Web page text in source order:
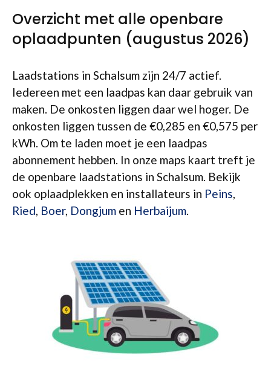
Overzicht met alle openbare
oplaadpunten (augustus 2026)
Laadstations in Schalsum zijn 24/7 actief.
Iedereen met een laadpas kan daar gebruik van
maken. De onkosten liggen daar wel hoger. De
onkosten liggen tussen de €0,285 en €0,575 per
kWh. Om te laden moet je een laadpas
abonnement hebben. In onze maps kaart treft je
de openbare laadstations in Schalsum. Bekijk
ook oplaadplekken en installateurs in Peins,
Ried, Boer, Dongjum en Herbaijum.